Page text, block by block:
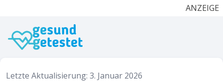
ANZEIGE
Letzte Aktualisierung: 3. Januar 2026